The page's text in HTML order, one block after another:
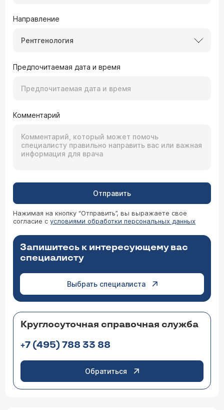
Направление
Рентгенология
Предпочитаемая дата и время
Комментарий
Отправить
Нажимая на кнопку “Отправить”, вы выражаете свое
согласие с условиями обработки персональных данных
Запишитесь к интересующему вас
специалисту
Выбрать специалиста
Круглосуточная справочная служба
+7 (495) 788 33 88
Обратиться